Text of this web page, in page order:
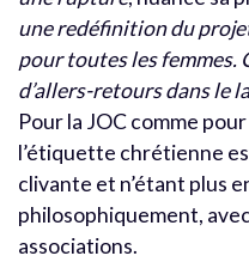
une redéfinition du
pour toutes les femmes.
d’allers-retours dans le
Pour la JOC comme
l’étiquette chrétienne
clivante et n’étant plus
philosophiquement,
associations.